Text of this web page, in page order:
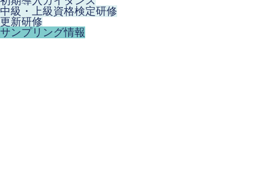
中級・上級資格検定研修
更新研修
サンプリング情報